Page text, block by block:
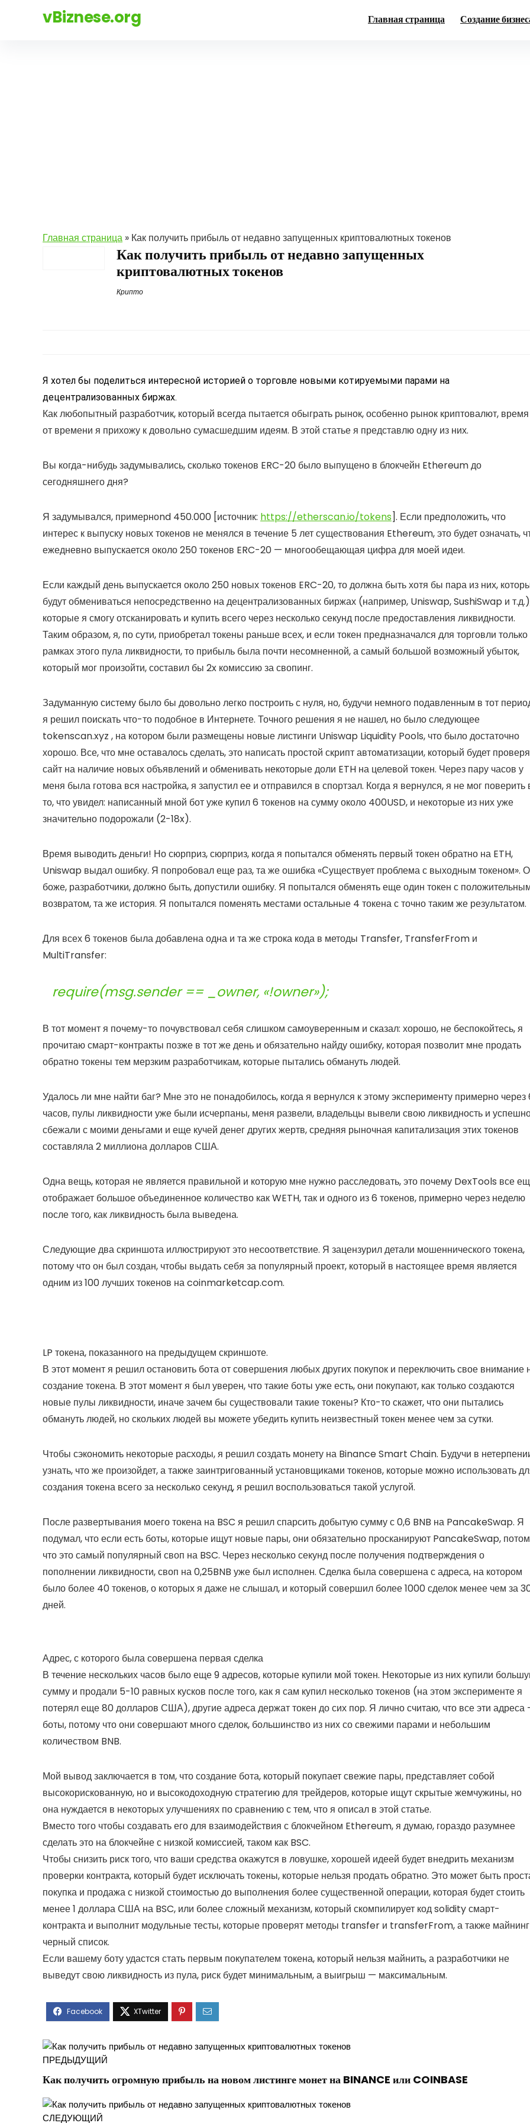
vBiznese.org Главная страница Создание
Главная страница » Как получить прибыль от недавно запущенных криптовалютных токенов
Как получить прибыль от недавно запущенных
криптовалютных токенов
Крипто
Я хотел бы поделиться интересной историей о торговле новыми котируемыми парами на
децентрализованных биржах.
Как любопытный разработчик, который всегда пытается обыграть рынок, особенно рынок криптовалют, время
от времени я прихожу к довольно сумасшедшим идеям. В этой статье я представлю одну из них.
Вы когда-нибудь задумывались, сколько токенов ERC-20 было выпущено в блокчейн Ethereum до
сегодняшнего дня?
Я задумывался, примерноnd 450.000 [источник: https://etherscan.io/tokens]. Если предположить, что
интерес к выпуску новых токенов не менялся в течение 5 лет существования Ethereum, это будет означать,
ежедневно выпускается около 250 токенов ERC-20 — многообещающая цифра для моей идеи.
Если каждый день выпускается около 250 новых токенов ERC-20, то должна быть хотя бы пара из них,
будут обмениваться непосредственно на децентрализованных биржах (например, Uniswap, SushiSwap и
которые я смогу отсканировать и купить всего через несколько секунд после предоставления ликвидности.
Таким образом, я, по сути, приобретал токены раньше всех, и если токен предназначался для торговли только
рамках этого пула ликвидности, то прибыль была почти несомненной, а самый большой возможный убыток,
который мог произойти, составил бы 2x комиссию за свопинг.
Задуманную систему было бы довольно легко построить с нуля, но, будучи немного подавленным в тот
я решил поискать что-то подобное в Интернете. Точного решения я не нашел, но было следующее
tokenscan.xyz , на котором были размещены новые листинги Uniswap Liquidity Pools, что было достаточно
хорошо. Все, что мне оставалось сделать, это написать простой скрипт автоматизации, который будет
сайт на наличие новых объявлений и обменивать некоторые доли ETH на целевой токен. Через пару часов у
меня была готова вся настройка, я запустил ее и отправился в спортзал. Когда я вернулся, я не мог поверить
то, что увидел: написанный мной бот уже купил 6 токенов на сумму около 400USD, и некоторые из них уже
значительно подорожали (2-18x).
Время выводить деньги! Но сюрприз, сюрприз, когда я попытался обменять первый токен обратно на ETH,
Uniswap выдал ошибку. Я попробовал еще раз, та же ошибка «Существует проблема с выходным токеном». О
боже, разработчики, должно быть, допустили ошибку. Я попытался обменять еще один токен с
возвратом, та же история. Я попытался поменять местами остальные 4 токена с точно таким же результатом.
Для всех 6 токенов была добавлена одна и та же строка кода в методы Transfer, TransferFrom и
MultiTransfer:
require(msg.sender == _owner, «!owner»);
В тот момент я почему-то почувствовал себя слишком самоуверенным и сказал: хорошо, не беспокойтесь, я
прочитаю смарт-контракты позже в тот же день и обязательно найду ошибку, которая позволит мне продать
обратно токены тем мерзким разработчикам, которые пытались обмануть людей.
Удалось ли мне найти баг? Мне это не понадобилось, когда я вернулся к этому эксперименту примерно через
часов, пулы ликвидности уже были исчерпаны, меня развели, владельцы вывели свою ликвидность и
сбежали с моими деньгами и еще кучей денег других жертв, средняя рыночная капитализация этих токенов
составляла 2 миллиона долларов США.
Одна вещь, которая не является правильной и которую мне нужно расследовать, это почему DexTools все
отображает большое объединенное количество как WETH, так и одного из 6 токенов, примерно через неделю
после того, как ликвидность была выведена.
Следующие два скриншота иллюстрируют это несоответствие. Я зацензурил детали мошеннического токена,
потому что он был создан, чтобы выдать себя за популярный проект, который в настоящее время является
одним из 100 лучших токенов на coinmarketcap.com.
LP токена, показанного на предыдущем скриншоте.
В этот момент я решил остановить бота от совершения любых других покупок и переключить свое внимание
создание токена. В этот момент я был уверен, что такие боты уже есть, они покупают, как только создаются
новые пулы ликвидности, иначе зачем бы существовали такие токены? Кто-то скажет, что они пытались
обмануть людей, но скольких людей вы можете убедить купить неизвестный токен менее чем за сутки.
Чтобы сэкономить некоторые расходы, я решил создать монету на Binance Smart Chain. Будучи в
узнать, что же произойдет, а также заинтригованный установщиками токенов, которые можно использовать
создания токена всего за несколько секунд, я решил воспользоваться такой услугой.
После развертывания моего токена на BSC я решил спарсить добытую сумму с 0,6 BNB на PancakeSwap. Я
подумал, что если есть боты, которые ищут новые пары, они обязательно просканируют PancakeSwap,
что это самый популярный своп на BSC. Через несколько секунд после получения подтверждения о
пополнении ликвидности, своп на 0,25BNB уже был исполнен. Сделка была совершена с адреса, на котором
было более 40 токенов, о которых я даже не слышал, и который совершил более 1000 сделок менее чем за
дней.
Адрес, с которого была совершена первая сделка
В течение нескольких часов было еще 9 адресов, которые купили мой токен. Некоторые из них купили
сумму и продали 5-10 равных кусков после того, как я сам купил несколько токенов (на этом эксперименте я
потерял еще 80 долларов США), другие адреса держат токен до сих пор. Я лично считаю, что все эти адреса
боты, потому что они совершают много сделок, большинство из них со свежими парами и небольшим
количеством BNB.
Мой вывод заключается в том, что создание бота, который покупает свежие пары, представляет собой
высокорискованную, но и высокодоходную стратегию для трейдеров, которые ищут скрытые жемчужины, но
она нуждается в некоторых улучшениях по сравнению с тем, что я описал в этой статье.
Вместо того чтобы создавать его для взаимодействия с блокчейном Ethereum, я думаю, гораздо разумнее
сделать это на блокчейне с низкой комиссией, таком как BSC.
Чтобы снизить риск того, что ваши средства окажутся в ловушке, хорошей идеей будет внедрить механизм
проверки контракта, который будет исключать токены, которые нельзя продать обратно. Это может быть
покупка и продажа с низкой стоимостью до выполнения более существенной операции, которая будет стоить
менее 1 доллара США на BSC, или более сложный механизм, который скомпилирует код solidity смарт-
контракта и выполнит модульные тесты, которые проверят методы transfer и transferFrom, а также
черный список.
Если вашему боту удастся стать первым покупателем токена, который нельзя майнить, а разработчики не
выведут свою ликвидность из пула, риск будет минимальным, а выигрыш — максимальным.
ПРЕДЫДУЩИЙ
Как получить огромную прибыль на новом листинге монет на BINANCE или COINBASE
СЛЕДУЮЩИЙ